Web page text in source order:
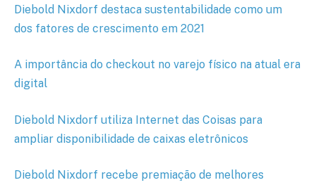
Diebold Nixdorf destaca sustentabilidade como um
dos fatores de crescimento em 2021
A importância do checkout no varejo físico na atual era
digital
Diebold Nixdorf utiliza Internet das Coisas para
ampliar disponibilidade de caixas eletrônicos
Diebold Nixdorf recebe premiação de melhores